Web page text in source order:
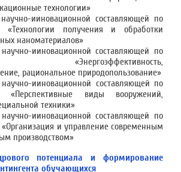
технологии»
ииновационной составляющей по
«Технологии получения и обработки
наноматериалов»
ииновационной составляющей по
«Энергоэффективность,
рациональное природопользование»
ииновационной составляющей по
«Перспективные виды вооружений,
техники»
ииновационной составляющей по
и управление современным
производством»
потенциала и формирование
обучающихся